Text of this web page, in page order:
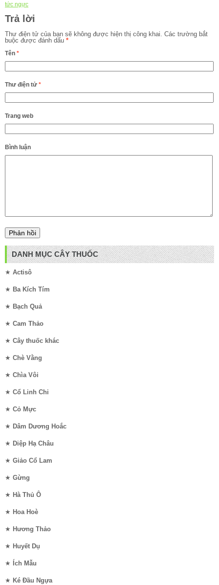
tức ngực
Trả lời
Thư điện tử của bạn sẽ không được hiện thị công khai. Các trường bắt
buộc được đánh dấu *
Tên *
Thư điện tử *
Trang web
Bình luận
DANH MỤC CÂY THUỐC
★ Actisô
★ Ba Kích Tím
★ Bạch Quả
★ Cam Thảo
★ Cây thuốc khác
★ Chè Vằng
★ Chìa Vôi
★ Cổ Linh Chi
★ Cỏ Mực
★ Dâm Dương Hoắc
★ Diệp Hạ Châu
★ Giảo Cổ Lam
★ Gừng
★ Hà Thủ Ô
★ Hoa Hoè
★ Hương Thảo
★ Huyết Dụ
★ Ích Mẫu
★ Ké Đầu Ngựa